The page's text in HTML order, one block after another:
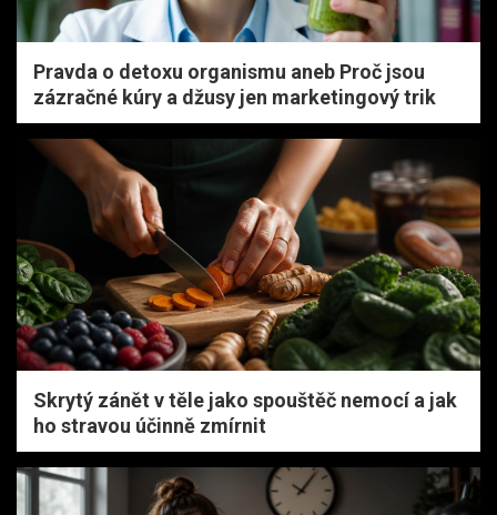
Pravda o detoxu organismu aneb Proč jsou
zázračné kúry a džusy jen marketingový trik
Skrytý zánět v těle jako spouštěč nemocí a jak
ho stravou účinně zmírnit